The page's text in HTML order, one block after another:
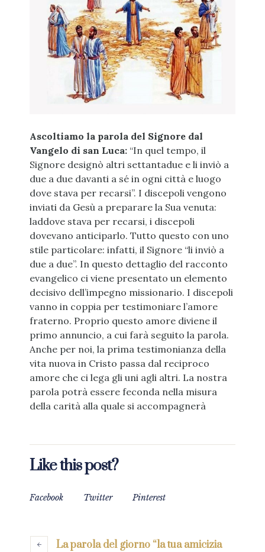
Ascoltiamo la parola del Signore dal
Vangelo di san Luca:“In quel tempo, il
Signore designò altri settantadue e li inviò a
due a due davanti a sé in ogni città e luogo
dove stava per recarsi”. I discepoli vengono
inviati da Gesù a preparare la Sua venuta:
laddove stava per recarsi, i discepoli
dovevano anticiparlo. Tutto questo con uno
stile particolare: infatti, il Signore “li inviò a
due a due”. In questo dettaglio del racconto
evangelico ci viene presentato un elemento
decisivo dell’impegno missionario. I discepoli
vanno in coppia per testimoniare l’amore
fraterno. Proprio questo amore diviene il
primo annuncio, a cui farà seguito la parola.
Anche per noi, la prima testimonianza della
vita nuova in Cristo passa dal reciproco
amore che ci lega gli uni agli altri. La nostra
parola potrà essere feconda nella misura
della carità alla quale si accompagnerà
Like this post?
Facebook Twitter Pinterest
La parola del giorno “la tua amicizia